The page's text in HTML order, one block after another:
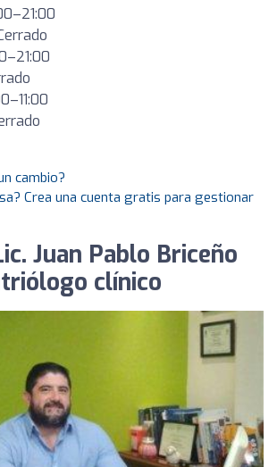
cambio?
Crea una cuenta gratis para gestionar
Juan Pablo Briceño
clínico